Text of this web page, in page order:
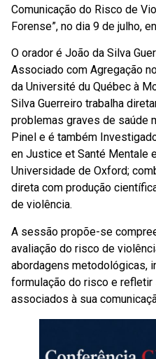
Comunicação do Risco de
Forense”, no dia 9 de julho,
O orador é João da Silva
Associado com Agregação
da Université du Québec à
Silva Guerreiro trabalha
problemas graves de saúde
Pinel e é também
en Justice et Santé Mentale
Universidade de Oxford;
direta com produção
de violência.
A sessão propõe-se
avaliação do risco de
abordagens metodológicas,
formulação do risco e
associados à sua